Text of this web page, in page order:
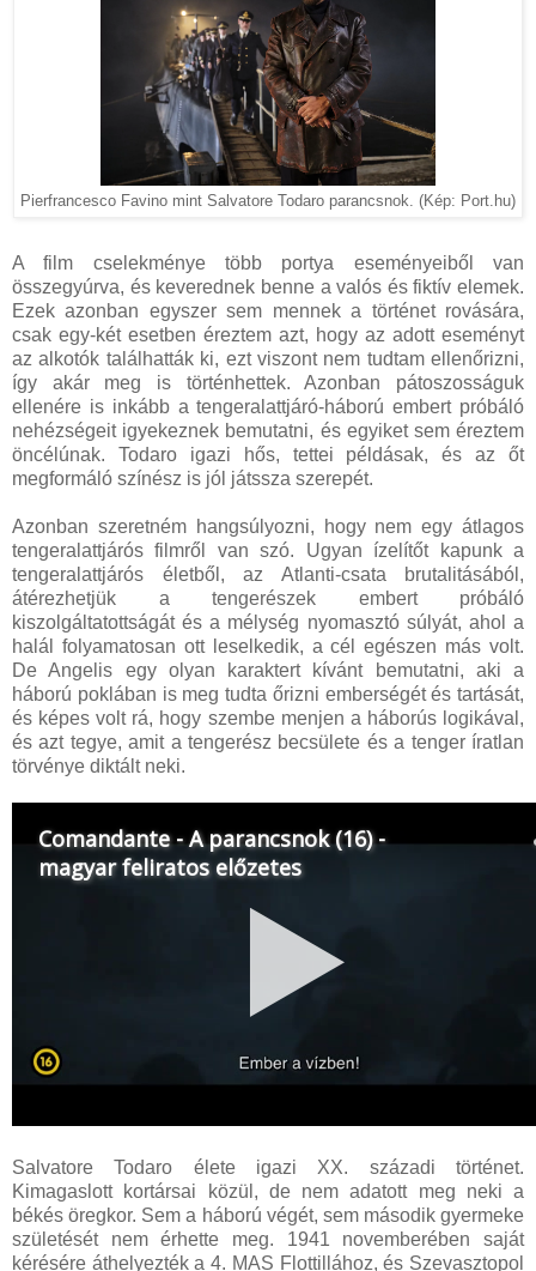
Pierfrancesco Favino mint Salvatore Todaro parancsnok. (Kép: Port.hu)
A film cselekménye több portya eseményeiből van
összegyúrva, és keverednek benne a valós és fiktív elemek.
Ezek azonban egyszer sem mennek a történet rovására,
csak egy-két esetben éreztem azt, hogy az adott eseményt
az alkotók találhatták ki, ezt viszont nem tudtam ellenőrizni,
így akár meg is történhettek. Azonban pátoszosságuk
ellenére is inkább a tengeralattjáró-háború embert próbáló
nehézségeit igyekeznek bemutatni, és egyiket sem éreztem
öncélúnak. Todaro igazi hős, tettei példásak, és az őt
megformáló színész is jól játssza szerepét.
Azonban szeretném hangsúlyozni, hogy nem egy átlagos
tengeralattjárós filmről van szó. Ugyan ízelítőt kapunk a
tengeralattjárós életből, az Atlanti-csata brutalitásából,
átérezhetjük a tengerészek embert próbáló
kiszolgáltatottságát és a mélység nyomasztó súlyát, ahol a
halál folyamatosan ott leselkedik, a cél egészen más volt.
De Angelis egy olyan karaktert kívánt bemutatni, aki a
háború poklában is meg tudta őrizni emberségét és tartását,
és képes volt rá, hogy szembe menjen a háborús logikával,
és azt tegye, amit a tengerész becsülete és a tenger íratlan
törvénye diktált neki.
Salvatore Todaro élete igazi XX. századi történet.
Kimagaslott kortársai közül, de nem adatott meg neki a
békés öregkor. Sem a háború végét, sem második gyermeke
születését nem érhette meg. 1941 novemberében saját
kérésére áthelyezték a 4. MAS Flottillához, és Szevasztopol